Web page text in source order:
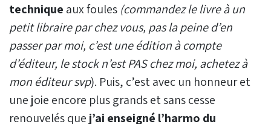
technique aux foules (commandez le livre à un
petit libraire par chez vous, pas la peine d’en
passer par moi, c’est une édition à compte
d’éditeur, le stock n’est PAS chez moi, achetez à
mon éditeur svp). Puis, c’est avec un honneur et
une joie encore plus grands et sans cesse
renouvelés que j’ai enseigné l’harmo du